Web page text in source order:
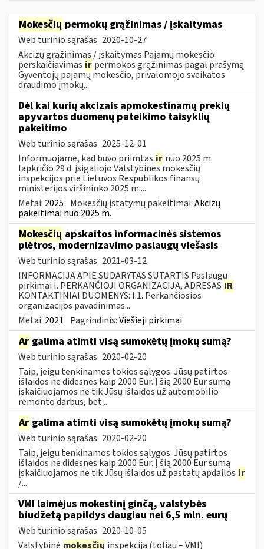
Mokesčių permokų grąžinimas / įskaitymas
Web turinio sąrašas 2020-10-27
Akcizų grąžinimas / įskaitymas Pajamų mokesčio
perskaičiavimas ir permokos grąžinimas pagal prašymą
Gyventojų pajamų mokesčio, privalomojo sveikatos
draudimo įmokų...
Dėl kai kurių akcizais apmokestinamų prekių
apyvartos duomenų pateikimo taisyklių
pakeitimo
Web turinio sąrašas 2025-12-01
Informuojame, kad buvo priimtas ir nuo 2025 m.
lapkričio 29 d. įsigaliojo Valstybinės mokesčių
inspekcijos prie Lietuvos Respublikos finansų
ministerijos viršininko 2025 m....
Metai: 2025 Mokesčių įstatymų pakeitimai:Akcizų
pakeitimai nuo 2025 m.
Mokesčių apskaitos informacinės sistemos
plėtros, modernizavimo paslaugų viešasis
Web turinio sąrašas 2021-03-12
INFORMACIJA APIE SUDARYTAS SUTARTIS Paslaugų
pirkimai I. PERKANČIOJI ORGANIZACIJA, ADRESAS IR
KONTAKTINIAI DUOMENYS: I.1. Perkančiosios
organizacijos pavadinimas...
Metai: 2021 Pagrindinis:Viešieji pirkimai
Ar galima atimti visą sumokėtų įmokų sumą?
Web turinio sąrašas 2020-02-20
Taip, jeigu tenkinamos tokios sąlygos: Jūsų patirtos
išlaidos ne didesnės kaip 2000 Eur. Į šią 2000 Eur sumą
įskaičiuojamos ne tik Jūsų išlaidos už automobilio
remonto darbus, bet...
Ar galima atimti visą sumokėtų įmokų sumą?
Web turinio sąrašas 2020-02-20
Taip, jeigu tenkinamos tokios sąlygos: Jūsų patirtos
išlaidos ne didesnės kaip 2000 Eur. Į šią 2000 Eur sumą
įskaičiuojamos ne tik Jūsų išlaidos už pastatų apdailos ir
/...
VMI laimėjus mokestinį ginčą, valstybės
biudžetą papildys daugiau nei 6,5 mln. eurų
Web turinio sąrašas 2020-10-05
Valstybinė mokesčių inspekcija (toliau – VMI)